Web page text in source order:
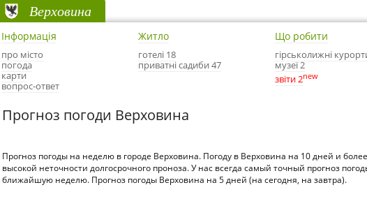
Верховина
Інформація
про місто
погода
карти
вопрос-ответ
Житло
готелі 18
приватні садиби 47
Що робити
гірськолижні
музеї 2
звіти 2new
Прогноз погоди Верховина
Прогноз погоды на неделю в городе Верховина. Погоду в Верховина на 10 дней и
высокой неточности долгосрочного проноза. У нас всегда самый точный прогноз
ближайшую неделю. Прогноз погоды Верховина на 5 дней (на сегодня, на завтра).